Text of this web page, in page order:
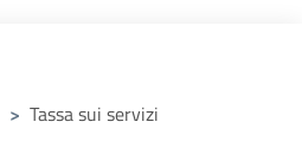
> Tassa sui servizi